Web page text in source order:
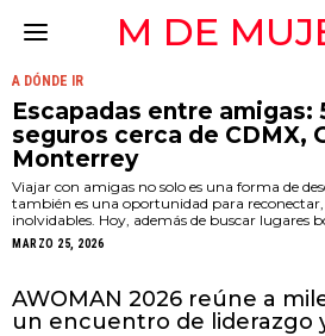
M DE
A DÓNDE IR
Escapadas entre amigas:
seguros cerca de CDMX,
Monterrey
Viajar con amigas no solo es una forma de
también es una oportunidad para reconectar,
inolvidables. Hoy, además de buscar lugares
MARZO 25, 2026
AWOMAN 2026 reúne a
un encuentro de liderazgo